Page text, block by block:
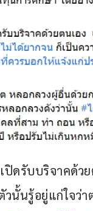
ปิดรับบริจาคด้ว
นั้นรู้อยู่แก่ใจว่า